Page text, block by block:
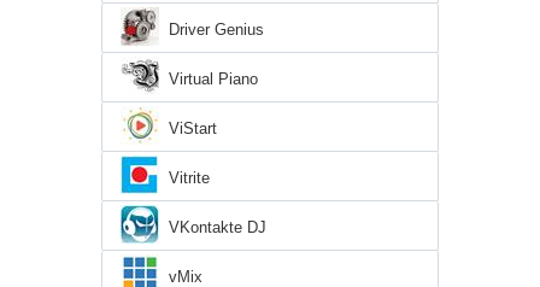
Driver Genius
Virtual Piano
ViStart
Vitrite
VKontakte DJ
vMix